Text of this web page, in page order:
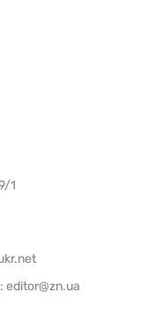
1
editor@zn.ua